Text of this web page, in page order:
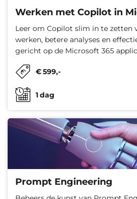
Werken met Copilot in
Leer om Copilot slim in te zetten
werken, betere analyses en
gericht op de Microsoft 365
€599,-
1dag
Prompt Engineering